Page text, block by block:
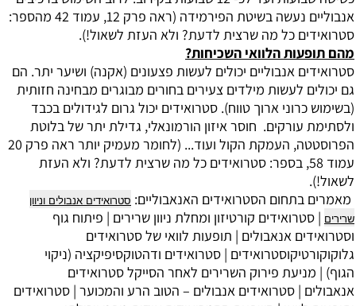
אנבוליים נעשה בשיטת הפירמידה (ראה פרק 12, עמוד 42 מהספר:
סטרואידים כל מה שרצית לדעת? ולא העזת לשאול!).
מהם תופעות הלוואי השכיחות?
סטרואידים אנבוליים יכולים לעשות פצעונים (אקנה) ושיער יתר. הם
גם יכולים לעשות מילדים צעירים בחורים מבוגרים מבחינה חזותית
(בשימוש כרוני ארוך טווח). סטרואידים יכול גרום לגידולים בכבד
ולסתימת עורקים. חוסר איזון הורמונאלי, גדילת יתר של בלוטת
הפרוסטטה, העמקת הקול ועוד... (לחומר מעמיק יותר ראה פרק 20
עמוד 58, בספר: סטרואידים כל מה שרצית לדעת? ולא העזת
לשאול!).
מאמרים בתחום הסטרואידים האנאבוליים: סטרואידים אנבולים וניוון
שרירים | סטרואידים קורטיזון ומחלת ניוון שרירים | פיתוח גוף
וסטרואידים אנאבולים | תופעות לוואי של סטרואידים
גלוקוקורטיקוסטרואידים | סטרואידים ודהטוקסיפיקציה (ניקוי
הגוף) | מניעת פירוק השרירים לאחר הסייקל סטרואידים
אנאבולים | סטרואידים אנבולים – הטוב הרע והמכוער | סטרואידים